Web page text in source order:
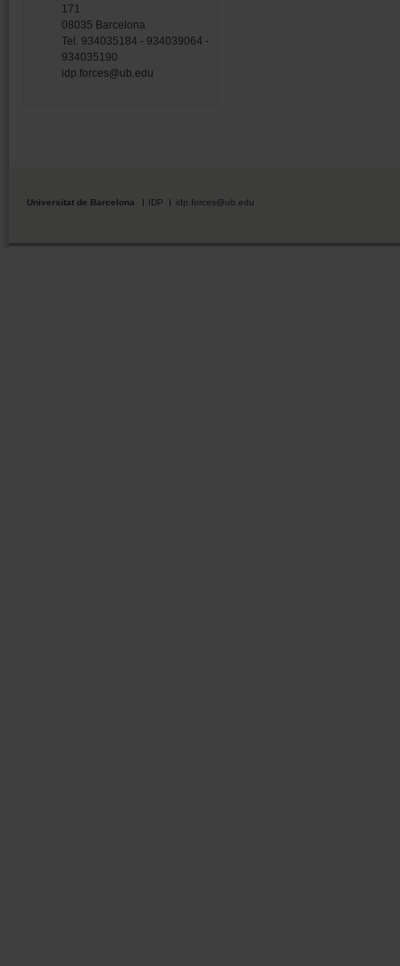
171
08035 Barcelona
Tel. 934035184 - 934039064 -
934035190
idp.forces@ub.edu
Universitat de Barcelona IDP idp.forces@ub.edu